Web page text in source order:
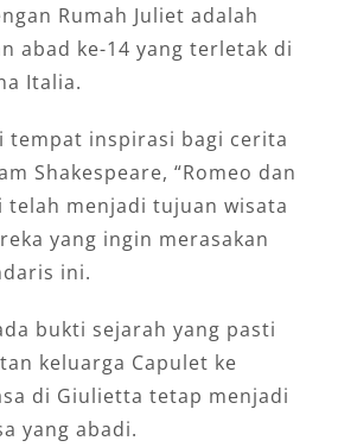
Rumah Juliet adalah
abad ke-14 yang terletak di
Italia.
tempat inspirasi bagi cerita
Shakespeare, “Romeo dan
telah menjadi tujuan wisata
yang ingin merasakan
ini.
bukti sejarah yang pasti
keluarga Capulet ke
di Giulietta tetap menjadi
yang abadi.